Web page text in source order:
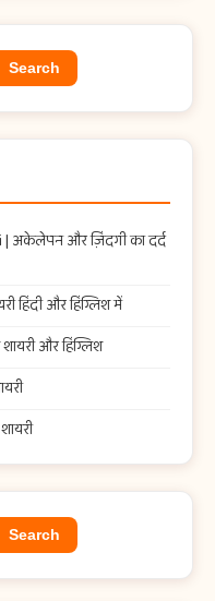
| अकेलेपन और ज़िंदगी का दर्द
हिंदी और हिंग्लिश में
और हिंग्लिश